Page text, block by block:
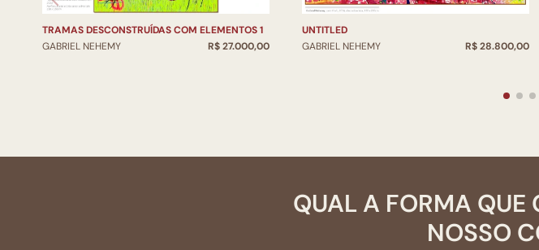
TRAMAS DESCONSTRUÍDAS COM ELEMENTOS 1
GABRIEL NEHEMY
R$ 27.000,00
UNTITLED
GABRIEL NEHEMY
R$ 28.800,00
QUAL A FORMA QUE
NOSSO